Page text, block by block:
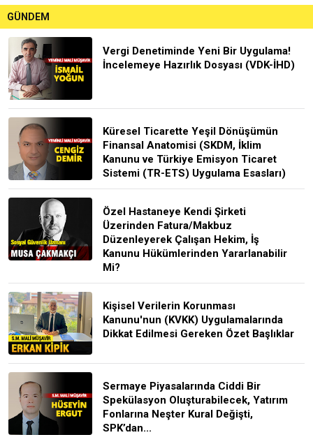
GÜNDEM
Vergi Denetiminde Yeni Bir Uygulama!
İncelemeye Hazırlık Dosyası (VDK-İHD)
Küresel Ticarette Yeşil Dönüşümün
Finansal Anatomisi (SKDM, İklim
Kanunu ve Türkiye Emisyon Ticaret
Sistemi (TR-ETS) Uygulama Esasları)
Özel Hastaneye Kendi Şirketi
Üzerinden Fatura/Makbuz
Düzenleyerek Çalışan Hekim, İş
Kanunu Hükümlerinden Yararlanabilir
Mi?
Kişisel Verilerin Korunması
Kanunu'nun (KVKK) Uygulamalarında
Dikkat Edilmesi Gereken Özet Başlıklar
Sermaye Piyasalarında Ciddi Bir
Spekülasyon Oluşturabilecek, Yatırım
Fonlarına Neşter Kural Değişti,
SPK’dan...